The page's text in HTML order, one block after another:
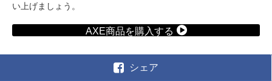
い上げましょう。
AXE商品を購入する
シェア